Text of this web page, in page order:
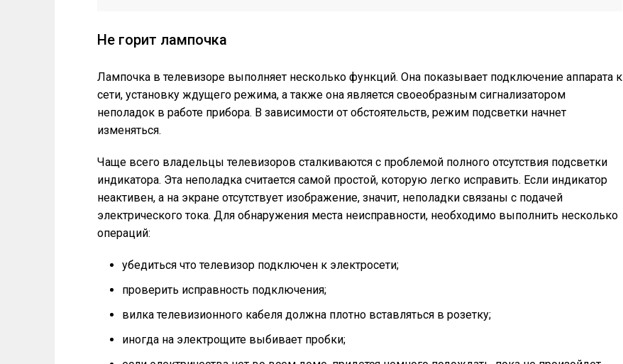
Не горит лампочка
Лампочка в телевизоре выполняет несколько функций. Она показывает подключение аппарата к
сети, установку ждущего режима, а также она является своеобразным сигнализатором
неполадок в работе прибора. В зависимости от обстоятельств, режим подсветки начнет
изменяться.
Чаще всего владельцы телевизоров сталкиваются с проблемой полного отсутствия подсветки
индикатора. Эта неполадка считается самой простой, которую легко исправить. Если индикатор
неактивен, а на экране отсутствует изображение, значит, неполадки связаны с подачей
электрического тока. Для обнаружения места неисправности, необходимо выполнить несколько
операций:
убедиться что телевизор подключен к электросети;
проверить исправность подключения;
вилка телевизионного кабеля должна плотно вставляться в розетку;
иногда на электрощите выбивает пробки;